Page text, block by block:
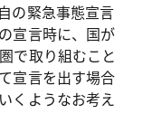
の緊急事態宣言
宣言時に、国が
で取り組むこと
宣言を出す場合
くようなお考え